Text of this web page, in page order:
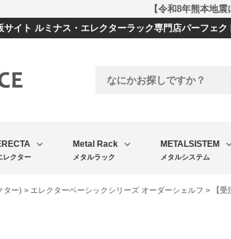
【令和8年熊本地
イト ルミナス・エレクターラック専門店パーフェク
レクター
Metal Rack
メタルラック
METALSISTEM
メタルシステム
ター) > エレクターベーシックシリーズ オーダーシェルフ > 【受